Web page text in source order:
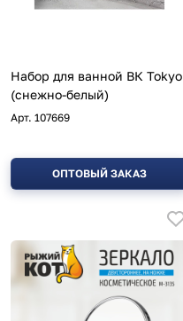
Набор для ванной ВК Tokyo
(снежно-белый)
Арт. 107669
ОПТОВЫЙ ЗАКАЗ